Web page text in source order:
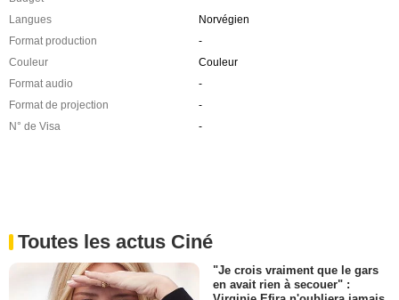
Langues
Norvégien
Format production
-
Couleur
Couleur
Format audio
-
Format de projection
-
N° de Visa
-
Toutes les actus Ciné
"Je crois vraiment que le gars
en avait rien à secouer" :